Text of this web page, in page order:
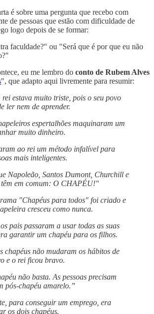
é sobre uma pergunta que recebo com
de pessoas que estão com dificuldade de
logo depois de se formar:
faculdade?" ou "Será que é por que eu não
eu me lembro do conto de Rubem Alves
", que adapto aqui livremente para resumir:
rei estava muito triste, pois o seu povo
ler nem de aprender.
espertalhões maquinaram um
muito dinheiro.
ao rei um método infalível para
mais inteligentes.
Napoleão, Santos Dumont, Churchill e
têm em comum: O CHAPÉU!"
"Chapéus para todos" foi criado e
cresceu como nunca.
pais passaram a usar todas as suas
garantir um chapéu para os filhos.
chapéus não mudaram os hábitos de
e o rei ficou bravo.
não basta. As pessoas precisam
pós-chapéu amarelo.”
para conseguir um emprego, era
os dois chapéus.